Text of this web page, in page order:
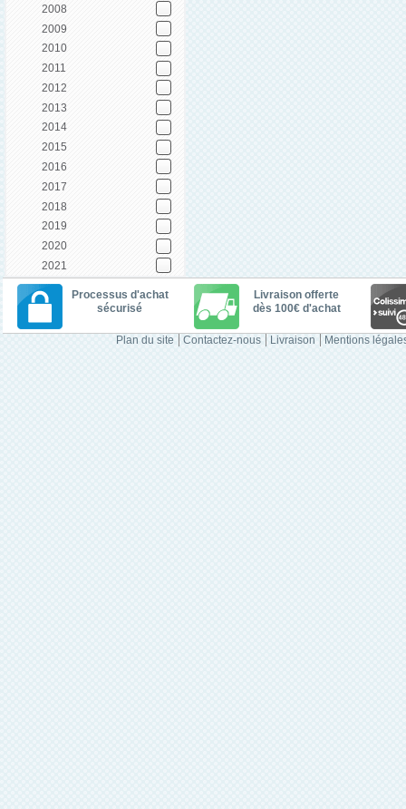
2008
2009
2010
2011
2012
2013
2014
2015
2016
2017
2018
2019
2020
2021
Processus d'achat
sécurisé
Livraison offerte
dès 100€ d'achat
Plan du site Contactez-nous Livraison Mentions